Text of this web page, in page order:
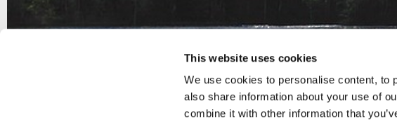
This website uses cookies
We use cookies to personalise content, to
also share information about your use of
combine it with other information that